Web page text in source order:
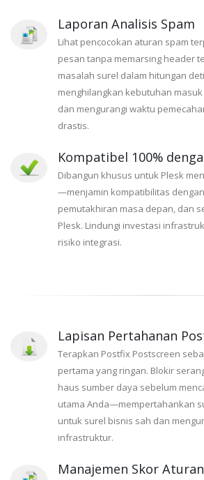
Laporan Analisis Spam
Lihat pencocokan aturan spam
pesan tanpa memarsing header
masalah surel dalam hitungan
menghilangkan kebutuhan
dan mengurangi waktu
drastis.
Kompatibel 100%
Dibangun khusus untuk Plesk
—menjamin kompatibilitas
pemutakhiran masa depan, dan
Plesk. Lindungi investasi
risiko integrasi.
Lapisan Pertahanan
Terapkan Postfix Postscreen
pertama yang ringan. Blokir
haus sumber daya sebelum
utama Anda—mempertahankan
untuk surel bisnis sah dan
infrastruktur.
Manajemen Skor Aturan